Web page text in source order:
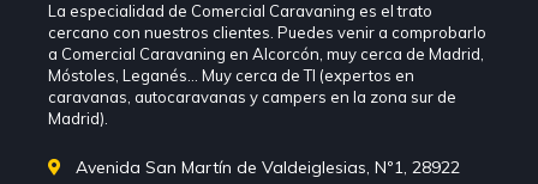
La especialidad de Comercial Caravaning es el trato
cercano con nuestros clientes. Puedes venir a comprobarlo
a Comercial Caravaning en Alcorcón, muy cerca de Madrid,
Móstoles, Leganés… Muy cerca de TI (expertos en
caravanas, autocaravanas y campers en la zona sur de
Madrid).
Avenida San Martín de Valdeiglesias, Nº1, 28922